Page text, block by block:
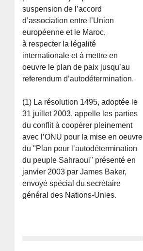
suspension de l’accord
d’association entre l’Union
européenne et le Maroc,
à respecter la légalité
internationale et à mettre en
oeuvre le plan de paix jusqu’au
referendum d’autodétermination.
(1) La résolution 1495, adoptée le
31 juillet 2003, appelle les parties
du conflit à coopérer pleinement
avec l’ONU pour la mise en oeuvre
du "Plan pour l’autodétermination
du peuple Sahraoui" présenté en
janvier 2003 par James Baker,
envoyé spécial du secrétaire
général des Nations-Unies.